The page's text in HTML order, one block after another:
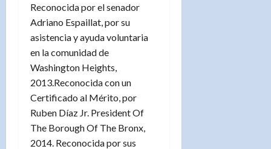
Reconocida por el senador
Adriano Espaillat, por su
asistencia y ayuda voluntaria
en la comunidad de
Washington Heights,
2013.Reconocida con un
Certificado al Mérito, por
Ruben Díaz Jr. President Of
The Borough Of The Bronx,
2014. Reconocida por sus